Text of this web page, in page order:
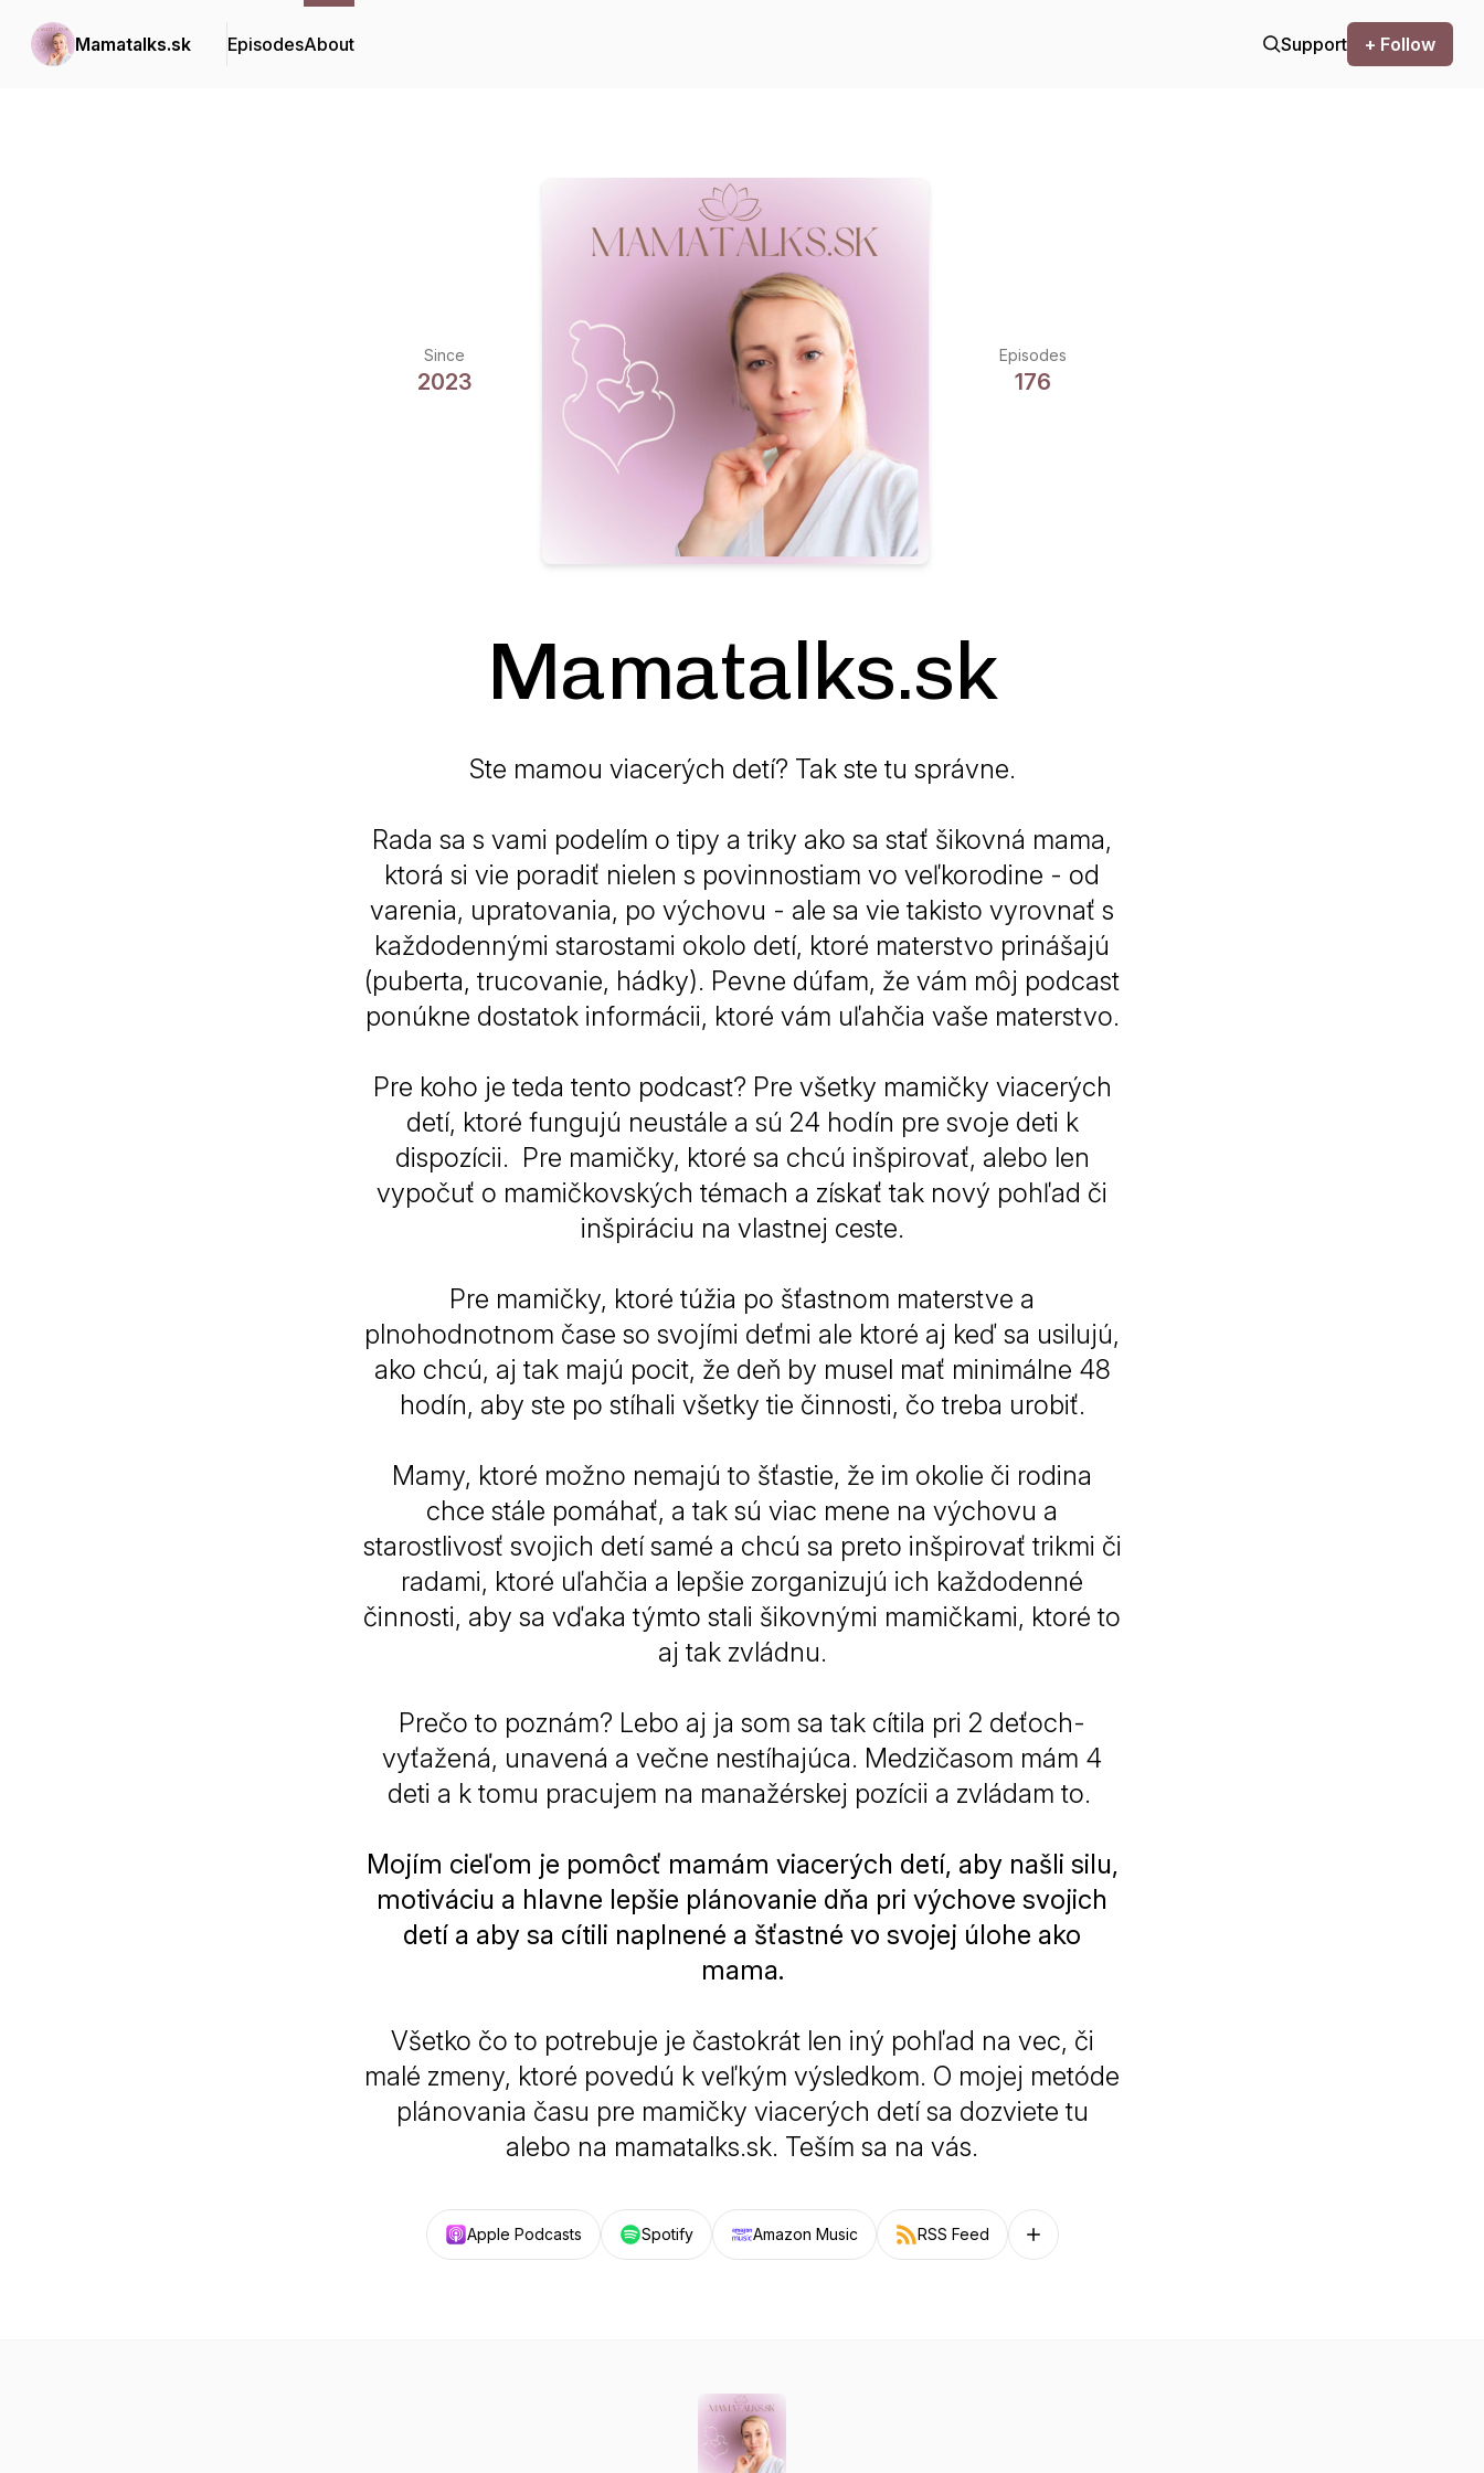
Mamatalks.sk EpisodesAbout Support + Follow
Since
2023
Episodes
176
Mamatalks.sk
Ste mamou viacerých detí? Tak ste tu správne.
Rada sa s vami podelím o tipy a triky ako sa stať šikovná mama,
ktorá si vie poradiť nielen s povinnostiam vo veľkorodine - od
varenia, upratovania, po výchovu - ale sa vie takisto vyrovnať s
každodennými starostami okolo detí, ktoré materstvo prinášajú
(puberta, trucovanie, hádky). Pevne dúfam, že vám môj podcast
ponúkne dostatok informácii, ktoré vám uľahčia vaše materstvo.
Pre koho je teda tento podcast? Pre všetky mamičky viacerých
detí, ktoré fungujú neustále a sú 24 hodín pre svoje deti k
dispozícii. Pre mamičky, ktoré sa chcú inšpirovať, alebo len
vypočuť o mamičkovských témach a získať tak nový pohľad či
inšpiráciu na vlastnej ceste.
Pre mamičky, ktoré túžia po šťastnom materstve a
plnohodnotnom čase so svojími deťmi ale ktoré aj keď sa usilujú,
ako chcú, aj tak majú pocit, že deň by musel mať minimálne 48
hodín, aby ste po stíhali všetky tie činnosti, čo treba urobiť.
Mamy, ktoré možno nemajú to šťastie, že im okolie či rodina
chce stále pomáhať, a tak sú viac mene na výchovu a
starostlivosť svojich detí samé a chcú sa preto inšpirovať trikmi či
radami, ktoré uľahčia a lepšie zorganizujú ich každodenné
činnosti, aby sa vďaka týmto stali šikovnými mamičkami, ktoré to
aj tak zvládnu.
Prečo to poznám? Lebo aj ja som sa tak cítila pri 2 deťoch-
vyťažená, unavená a večne nestíhajúca. Medzičasom mám 4
deti a k tomu pracujem na manažérskej pozícii a zvládam to.
Mojím cieľom je pomôcť mamám viacerých detí, aby našli silu,
motiváciu a hlavne lepšie plánovanie dňa pri výchove svojich
detí a aby sa cítili naplnené a šťastné vo svojej úlohe ako
mama.
Všetko čo to potrebuje je častokrát len iný pohľad na vec, či
malé zmeny, ktoré povedú k veľkým výsledkom. O mojej metóde
plánovania času pre mamičky viacerých detí sa dozviete tu
alebo na mamatalks.sk. Teším sa na vás.
Apple Podcasts Spotify Amazon Music RSS Feed Follow on other platforms